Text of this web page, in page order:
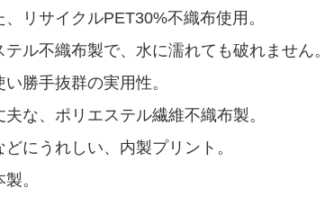
、リサイクルPET30%不織布使用。
テル不織布製で、水に濡れても破れません。
い勝手抜群の実用性。
夫な、ポリエステル繊維不織布製。
どにうれしい、内製プリント。
。